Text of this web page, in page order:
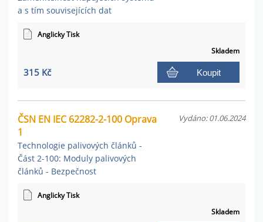
a s tím souvisejících dat
Anglicky Tisk
Skladem
315 Kč Koupit
ČSN EN IEC 62282-2-100 Oprava
1
Technologie palivových článků -
Část 2-100: Moduly palivových
článků - Bezpečnost
Vydáno: 01.06.2024
Anglicky Tisk
Skladem